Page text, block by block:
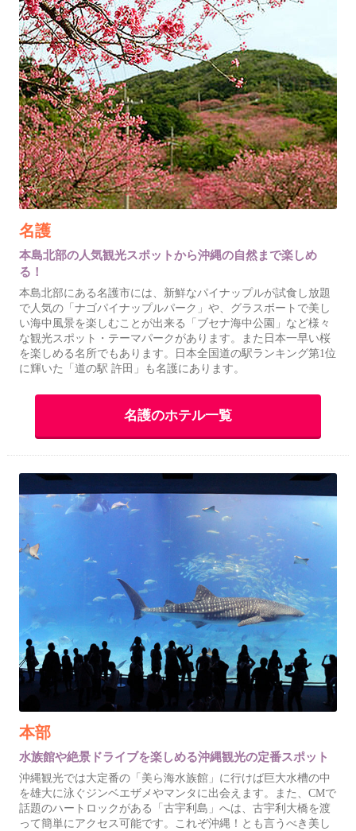
名護
本島北部の人気観光スポットから沖縄の自然まで楽しめ
る！
本島北部にある名護市には、新鮮なパイナップルが試食し放題
で人気の「ナゴパイナップルパーク」や、グラスボートで美し
い海中風景を楽しむことが出来る「ブセナ海中公園」など様々
な観光スポット・テーマパークがあります。また日本一早い桜
を楽しめる名所でもあります。日本全国道の駅ランキング第1位
に輝いた「道の駅 許田」も名護にあります。
名護のホテル一覧
本部
水族館や絶景ドライブを楽しめる沖縄観光の定番スポット
沖縄観光では大定番の「美ら海水族館」に行けば巨大水槽の中
を雄大に泳ぐジンベエザメやマンタに出会えます。また、CMで
話題のハートロックがある「古宇利島」へは、古宇利大橋を渡
って簡単にアクセス可能です。これぞ沖縄！とも言うべき美し